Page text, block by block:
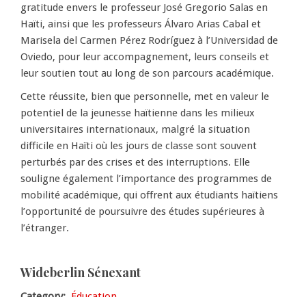
gratitude envers le professeur José Gregorio Salas en
Haïti, ainsi que les professeurs Álvaro Arias Cabal et
Marisela del Carmen Pérez Rodríguez à l’Universidad de
Oviedo, pour leur accompagnement, leurs conseils et
leur soutien tout au long de son parcours académique.
Cette réussite, bien que personnelle, met en valeur le
potentiel de la jeunesse haïtienne dans les milieux
universitaires internationaux, malgré la situation
difficile en Haïti où les jours de classe sont souvent
perturbés par des crises et des interruptions. Elle
souligne également l’importance des programmes de
mobilité académique, qui offrent aux étudiants haïtiens
l’opportunité de poursuivre des études supérieures à
l’étranger.
Wideberlin Sénexant